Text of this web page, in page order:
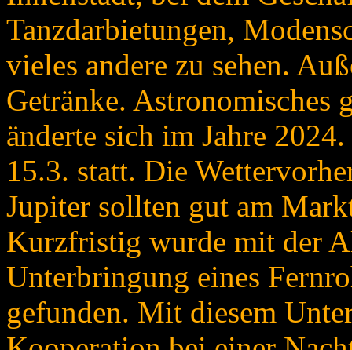
Tanzdarbietungen,
vieles andere zu sehen.
Getränke. Astronomisches
änderte sich im Jahre
15.3. statt. Die
Jupiter sollten gut am
Kurzfristig wurde mit der
Unterbringung eines
gefunden. Mit diesem